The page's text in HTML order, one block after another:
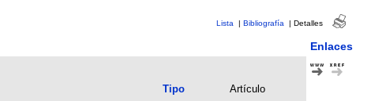
Lista | Bibliografía | Detalles
Enlaces
Tipo
Artículo